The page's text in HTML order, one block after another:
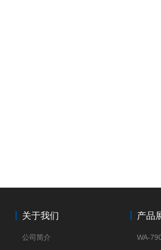
关于我们
公司简介
产品